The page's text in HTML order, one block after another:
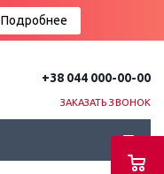
Подробнее
+38 044 000-00-00
ЗАКАЗАТЬ ЗВОНОК